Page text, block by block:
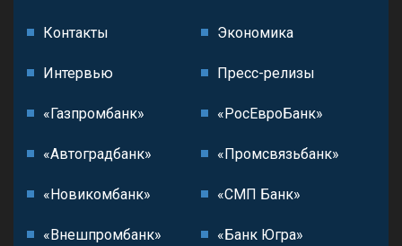
Контакты Экономика
Интервью Пресс-релизы
«Газпромбанк» «РосЕвроБанк»
«Автоградбанк» «Промсвязьбанк»
«Новикомбанк» «СМП Банк»
«Внешпромбанк» «Банк Югра»